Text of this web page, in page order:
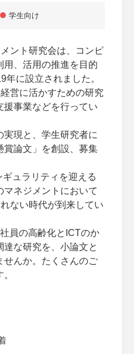
学生向け
ント研究会は、コンピ
用、活用の推進を目的
年に設立されました。
営に活かすための研究
援事業などを行ってい
実現と、学生研究者に
賞論文」を創設、募集
ュラリティを迎える
マネジメントにおいて
ない時代が到来してい
員の高齢化とICTのか
な研究を、小論文と
せんか。たくさんのご